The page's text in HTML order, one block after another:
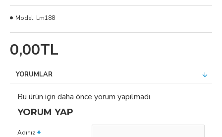
0,00TL
Model: Lm188
YORUMLAR
Bu ürün için daha önce yorum yapılmadı.
YORUM YAP
Adınız